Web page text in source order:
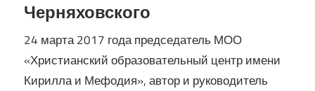
Черняховского
24 марта 2017 года председатель МОО
«Христианский образовательный центр имени
Кирилла и Мефодия», автор и руководитель